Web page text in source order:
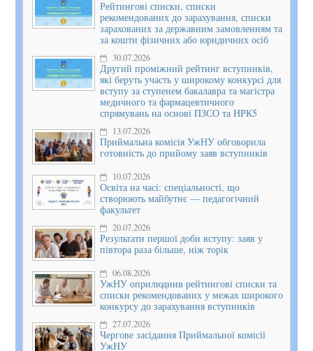
Рейтингові списки, списки
рекомендованих до зарахування, списки
зарахованих за державним замовленням та
за кошти фізичних або юридичних осіб
30.07.2026
Другий проміжний рейтинг вступників,
які беруть участь у широкому конкурсі для
вступу за ступенем бакалавра та магістра
медичного та фармацевтичного
спрямувань на основі ПЗСО та НРК5
13.07.2026
Приймальна комісія УжНУ обговорила
готовність до прийому заяв вступників
10.07.2026
Освіта на часі: спеціальності, що
створюють майбутнє — педагогічний
факультет
20.07.2026
Результати першої доби вступу: заяв у
півтора раза більше, ніж торік
06.08.2026
УжНУ оприлюднив рейтингові списки та
списки рекомендованих у межах широкого
конкурсу до зарахування вступників
27.07.2026
Чергове засідання Приймальної комісії
УжНУ